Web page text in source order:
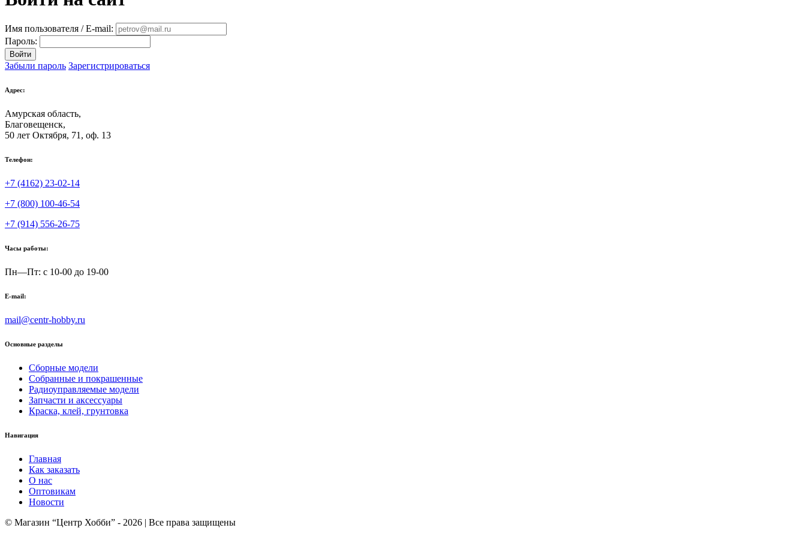
Имя пользователя / E-mail:
Пароль:
Войти
Забыли пароль Зарегистрироваться
Адрес:
Амурская область,
Благовещенск,
50 лет Октября, 71, оф. 13
Телефон:
+7 (4162) 23-02-14
+7 (800) 100-46-54
+7 (914) 556-26-75
Часы работы:
Пн—Пт: с 10-00 до 19-00
E-mail:
mail@centr-hobby.ru
Основные разделы
Сборные модели
Собранные и покрашенные
Радиоуправляемые модели
Запчасти и аксессуары
Краска, клей, грунтовка
Навигация
Главная
Как заказать
О нас
Оптовикам
Новости
© Магазин “Центр Хобби” - 2026 | Все права защищены